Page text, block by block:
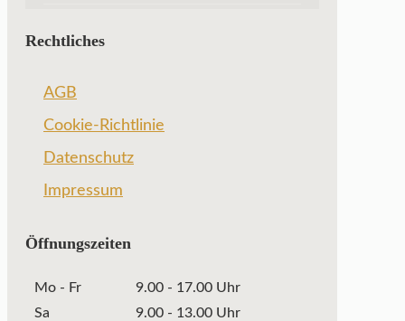
Rechtliches
AGB
Cookie-Richtlinie
Datenschutz
Impressum
Öffnungszeiten
Mo - Fr
9.00 - 17.00 Uhr
Sa
9.00 - 13.00 Uhr